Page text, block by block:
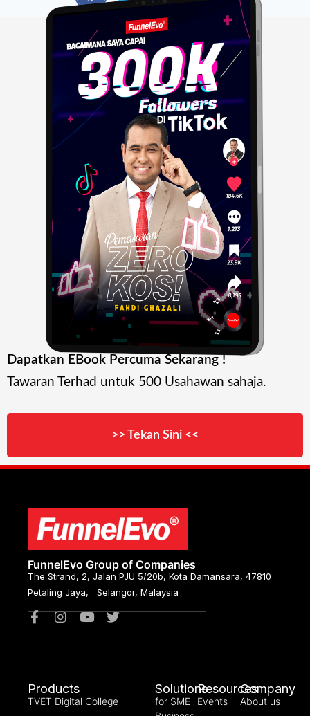
Dapatkan EBook Percuma Sekarang !
Tawaran Terhad untuk 500 Usahawan sahaja.
>> Tekan Sini <<
FunnelEvo Group of Companies
The Strand, 2, Jalan PJU 5/20b, Kota Damansara, 47810
Petaling Jaya, Selangor, Malaysia
Products
TVET Digital College
Solutions
for SME
Resources
Events
Company
About us